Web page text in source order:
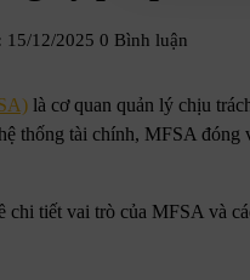
15/12/2025 0 Bình luận
là cơ quan quản lý chịu
thống tài chính, MFSA
chi tiết vai trò của MFSA và